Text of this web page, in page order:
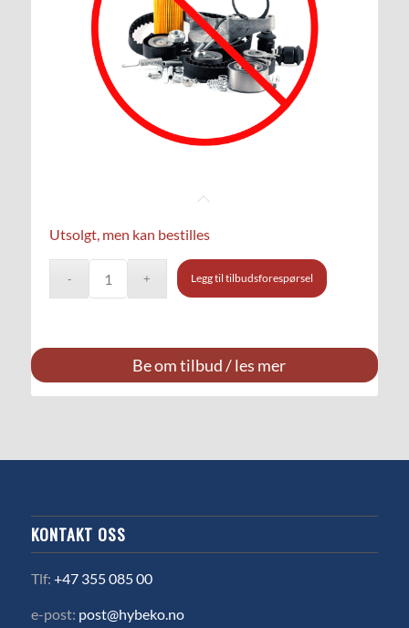
Utsolgt, men kan bestilles
Legg til tilbudsforespørsel
Be om tilbud / les mer
KONTAKT OSS
Tlf: +47 355 085 00
e-post: post@hybeko.no